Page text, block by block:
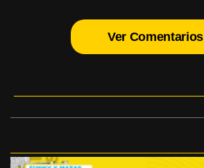
Ver Comentarios